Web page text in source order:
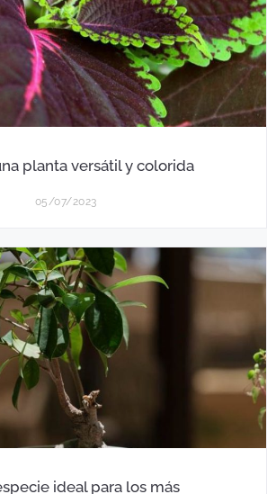
planta versátil y colorida
05/07/2023
ideal para los más